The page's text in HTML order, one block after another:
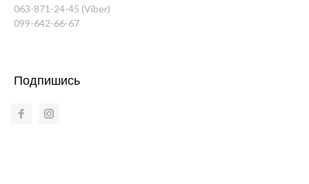
063-871-24-45 (Viber)
099-642-66-67
Подпишись
FacebookInstagram